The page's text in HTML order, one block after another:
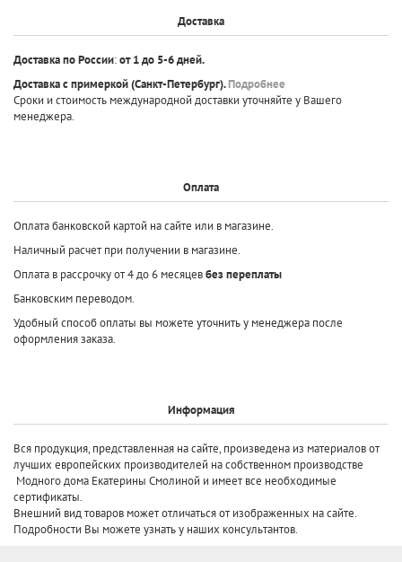
Доставка
Доставка по России:от 1 до 5-6 дней.
Доставка с примеркой(Санкт-Петербург).Подробнее
Сроки и стоимость международной доставки уточняйте у Вашего
менеджера.
Оплата
Оплата банковской картой на сайте или в магазине.
Наличный расчет при получении в магазине.
Оплата в рассрочку от 4 до 6 месяцевбез переплаты
Банковским переводом.
Удобный способ оплаты вы можете уточнить у менеджера после
оформления заказа.
Информация
Вся продукция, представленная на сайте, произведена из материалов от
лучших европейских производителей на собственном производстве
Модного дома Екатерины Смолиной и имеет все необходимые
сертификаты.
Внешний вид товаров может отличаться от изображенных на сайте.
Подробности Вы можете узнать у наших консультантов.